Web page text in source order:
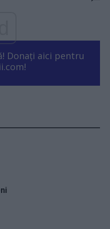
Donați aici pentru